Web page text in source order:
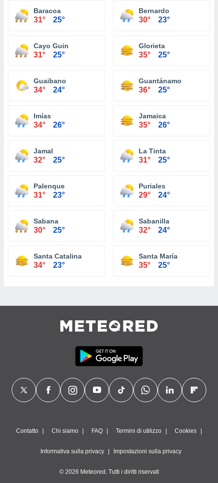
Baracoa
31° 25°
Bernardo
30° 23°
Cayo Guin
31° 25°
Glorieta
35° 25°
Guaibano
34° 24°
Guantánamo
36° 25°
Imías
34° 26°
Jamaica
35° 26°
Jamal
32° 25°
La Tinta
31° 25°
Palenque
31° 23°
Puriales
29° 24°
Sabana
30° 25°
Sabanilla
32° 24°
Santa Catalina
34° 23°
Santa María
35° 25°
Contatto Chi siamo FAQ Termini di utilizzo Cookies
Informativa sulla privacy Impostazioni sulla privacy
© 2026 Meteored. Tutti i diritti riservati